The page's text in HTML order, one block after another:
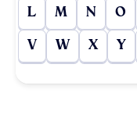
L M N O
V W X Y